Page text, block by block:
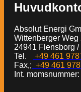
Absolut Energi
Wittenberger Weg
24941 Flensborg /
Tel.
+49 461
Fax,; +49 461
Int.